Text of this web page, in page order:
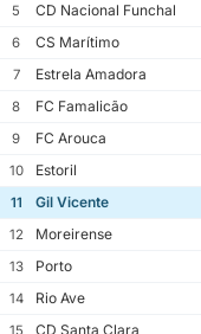
5
CD Nacional Funchal
6
CS Marítimo
7
Estrela Amadora
8
FC Famalicão
9
FC Arouca
10
Estoril
11
Gil Vicente
12
Moreirense
13
Porto
14
Rio Ave
CD Santa Clara